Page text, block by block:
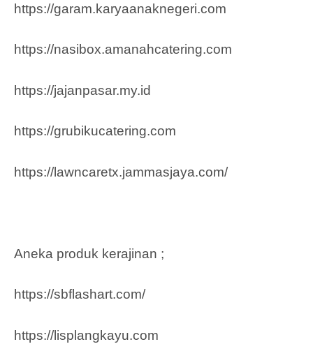
https://garam.karyaanaknegeri.com
https://nasibox.amanahcatering.com
https://jajanpasar.my.id
https://grubikucatering.com
https://lawncaretx.jammasjaya.com/
Aneka produk kerajinan ;
https://sbflashart.com/
https://lisplangkayu.com